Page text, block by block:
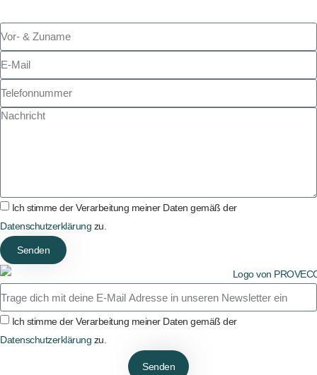
Ich stimme der Verarbeitung meiner Daten gemäß der
Datenschutzerklärung zu.
Senden
Ich stimme der Verarbeitung meiner Daten gemäß der
Datenschutzerklärung zu.
Senden